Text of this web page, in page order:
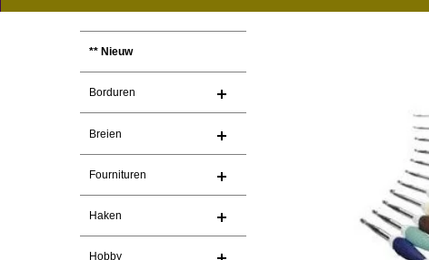
** Nieuw
Borduren
Breien
Fournituren
Haken
Hobby